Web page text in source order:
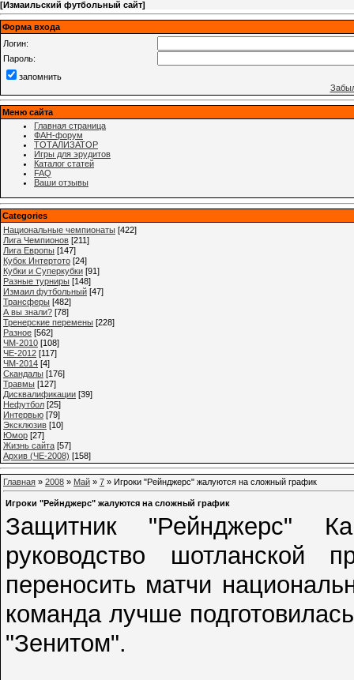
[Измаильский футбольный сайт]
Форма входа
Логин:
Пароль:
запомнить
Меню сайта
Главная страница
ФАН-форум
ТОТАЛИЗАТОР
Игры для эрудитов
Каталог статей
FAQ
Ваши отзывы
Categories
Национальные чемпионаты [422]
Лига Чемпионов [211]
Лига Европы [147]
Кубок Интертото [24]
Кубки и Суперкубки [91]
Разные турниры [148]
Измаил футбольный [47]
Трансферы [482]
А вы знали? [78]
Тренерские перемены [228]
Разное [562]
ЧМ-2010 [108]
ЧЕ-2012 [117]
ЧМ-2014 [4]
Cкандалы [176]
Травмы [127]
Дисквалификации [39]
Нефутбол [25]
Интервью [79]
Эксклюзив [10]
Юмор [27]
Жизнь сайта [57]
Архив (ЧЕ-2008) [158]
Главная » 2008 » Май » 7 » Игроки "Рейнджерс" жалуются на сложный график
Игроки "Рейнджерс" жалуются на сложный график
Защитник "Рейнджерс"
руководство шотланской
переносить матчи
команда лучше
"Зенитом".